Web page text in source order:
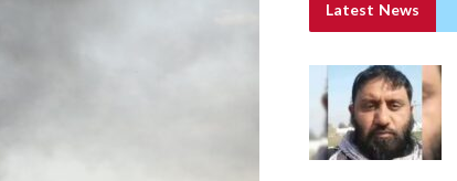
Latest News